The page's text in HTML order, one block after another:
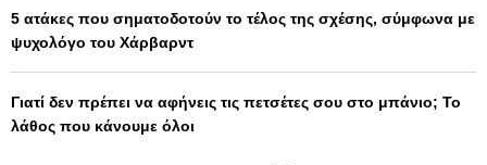
5 ατάκες που σηματοδοτούν το τέλος της σχέσης, σύμφωνα με
ψυχολόγο του Χάρβαρντ
Γιατί δεν πρέπει να αφήνεις τις πετσέτες σου στο μπάνιο; Το
λάθος που κάνουμε όλοι